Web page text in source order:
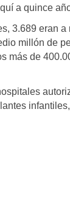
a quince
3.689 eran
millón de
más de